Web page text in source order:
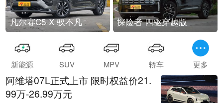
凡尔赛C5 X 驭不凡 探险者 四驱穿越版
新能源 SUV MPV 轿车 更多
阿维塔07L正式上市 限时权益价21.
99万-26.99万元